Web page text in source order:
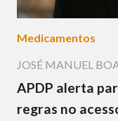
Medicamentos
JOSÉ MANUEL
APDP alerta
regras no